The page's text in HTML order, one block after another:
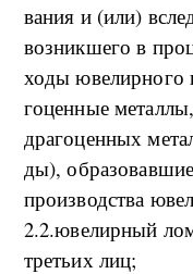
ва­ния и (и­ли)
воз­ни­к­ше­го в
хо­ды юве­ли­р­но­го
го­цен­ные
дра­го­цен­ных
ды),
про­из­вод­ства
2.2.­ю­ве­ли­р­ный
тре­тьих ли­ц;